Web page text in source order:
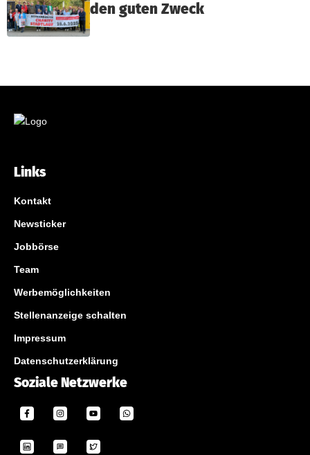
den guten Zweck
Links
Kontakt
Newsticker
Jobbörse
Team
Werbemöglichkeiten
Stellenanzeige schalten
Impressum
Datenschutzerklärung
Soziale Netzwerke